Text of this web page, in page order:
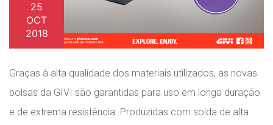
25
OCT
2018
Graças à alta qualidade dos materiais utilizados, as novas
bolsas da GIVI são garantidas para uso em longa duração
e de extrema resistência. Produzidas com solda de alta